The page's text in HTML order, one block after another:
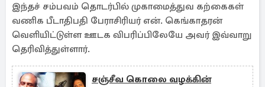
இந்தச் சம்பவம் தொடர்பில் முகாமைத்துவ கற்கைகள்
வணிக பீடாதிபதி பேராசிரியர் என். கெங்காதரன்
வெளியிட்டுள்ள ஊடக விபரிப்பிலேயே அவர் இவ்வாறு
தெரிவித்துள்ளார்.
சஞ்சீவ கொலை வழக்கின்